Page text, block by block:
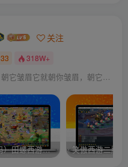
关注
33 318W+
世界犹如一面镜子：朝它皱眉它就朝你皱眉，朝它微笑它也吵你微笑
–（源码）田螺西游9.0 假人摆摊18门派飞升渡劫化圣助战最新BB谛听…. 笑傲西游二版-